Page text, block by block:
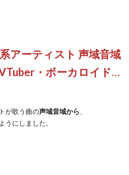
アーティスト 声域音域
・ボーカロイド…
が歌う曲の声域音域から
ようにしました。